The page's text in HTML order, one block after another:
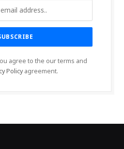
agree to the our terms and
Policyagreement.